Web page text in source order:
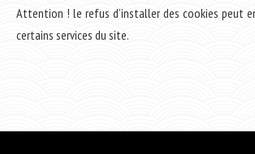
Attention ! le refus d’installer des cookies peut
certains services du site.